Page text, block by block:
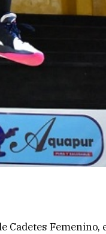
Cadetes Femenino,